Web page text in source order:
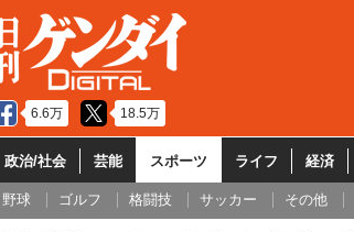
6.6万 18.5万
政治/社会 芸能 スポーツ ライフ 経済
野球 ゴルフ 格闘技 サッカー その他